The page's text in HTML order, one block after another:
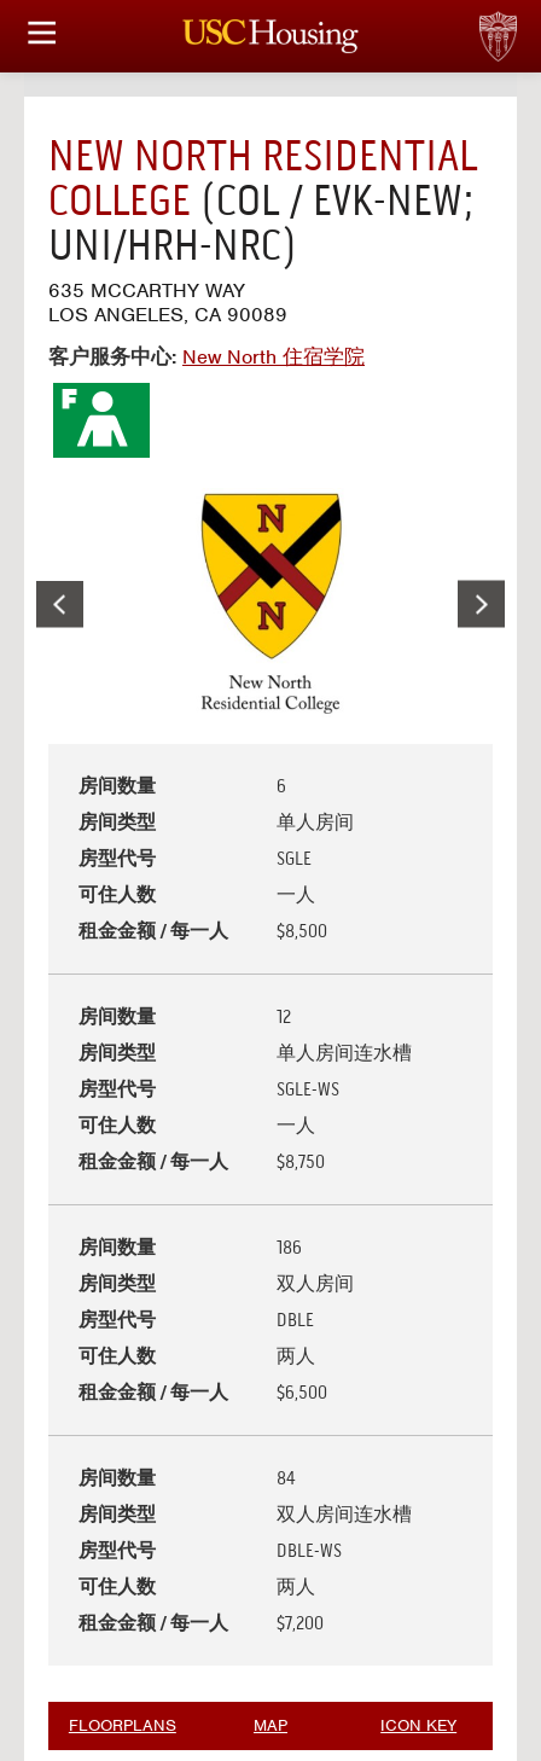
住房选择
财务实事资讯
会议资讯
连接
常见问题解答
NEW NORTH RESIDENTIAL
COLLEGE (COL / EVK-NEW;
UNI/HRH-NRC)
635 MCCARTHY WAY
LOS ANGELES, CA 90089
客户服务中心: New North 住宿学院
房间数量
6
房间类型
单人房间
房型代号
SGLE
可住人数
一人
租金金额 / 每一人
$8,500
房间数量
12
房间类型
单人房间连水槽
房型代号
SGLE-WS
可住人数
一人
租金金额 / 每一人
$8,750
房间数量
186
房间类型
双人房间
房型代号
DBLE
可住人数
两人
租金金额 / 每一人
$6,500
房间数量
84
房间类型
双人房间连水槽
房型代号
DBLE-WS
可住人数
两人
租金金额 / 每一人
$7,200
FLOORPLANS MAP ICON KEY